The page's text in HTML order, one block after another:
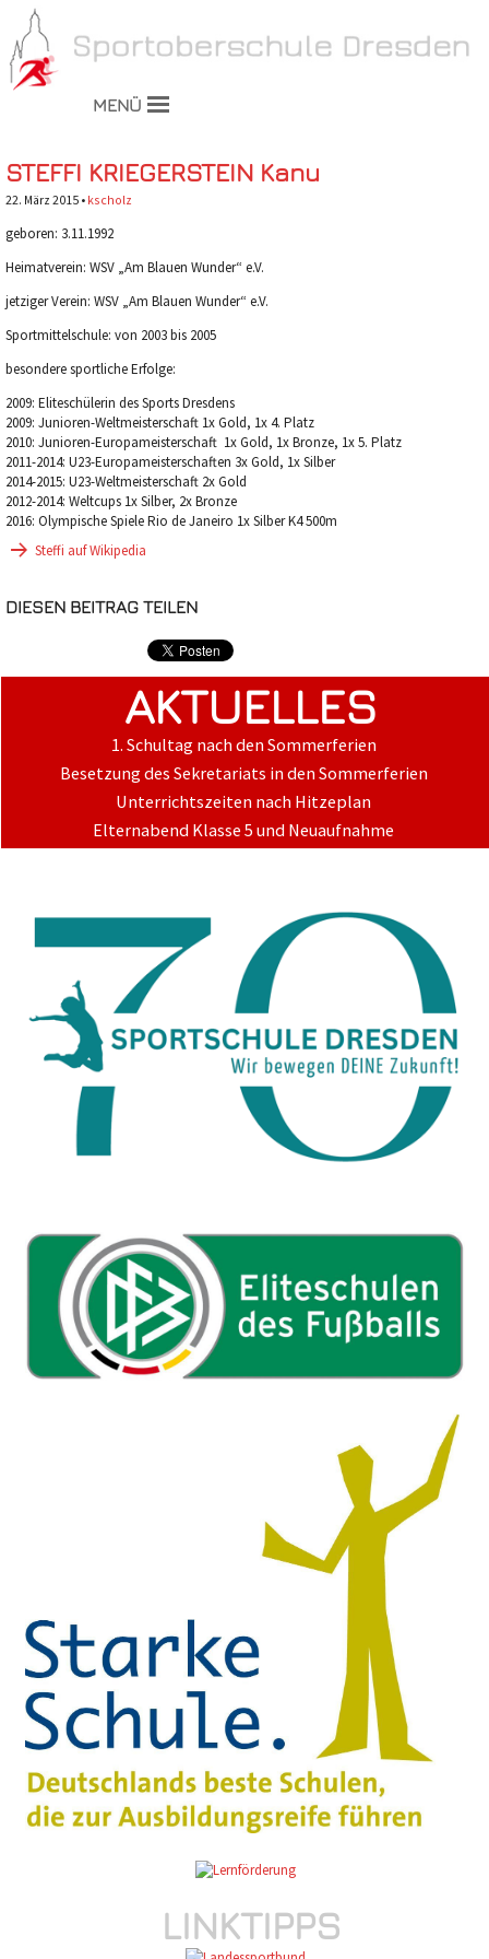
MENÜ
STEFFI KRIEGERSTEIN Kanu
22. März 2015 • kscholz
geboren: 3.11.1992
Heimatverein: WSV „Am Blauen Wunder“ e.V.
jetziger Verein: WSV „Am Blauen Wunder“ e.V.
Sportmittelschule: von 2003 bis 2005
besondere sportliche Erfolge:
2009: Eliteschülerin des Sports Dresdens
2009: Junioren-Weltmeisterschaft 1x Gold, 1x 4. Platz
2010: Junioren-Europameisterschaft 1x Gold, 1x Bronze, 1x 5. Platz
2011-2014: U23-Europameisterschaften 3x Gold, 1x Silber
2014-2015: U23-Weltmeisterschaft 2x Gold
2012-2014: Weltcups 1x Silber, 2x Bronze
2016: Olympische Spiele Rio de Janeiro 1x Silber K4 500m
Steffi auf Wikipedia
DIESEN BEITRAG TEILEN
AKTUELLES
1. Schultag nach den Sommerferien
Besetzung des Sekretariats in den Sommerferien
Unterrichtszeiten nach Hitzeplan
Elternabend Klasse 5 und Neuaufnahme
LINKTIPPS